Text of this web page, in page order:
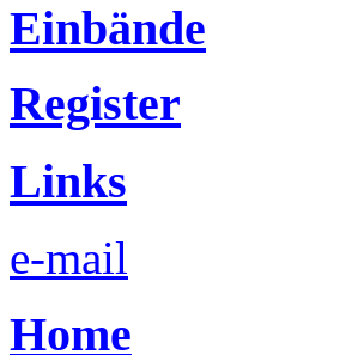
Einbände
Register
Links
e-mail
Home